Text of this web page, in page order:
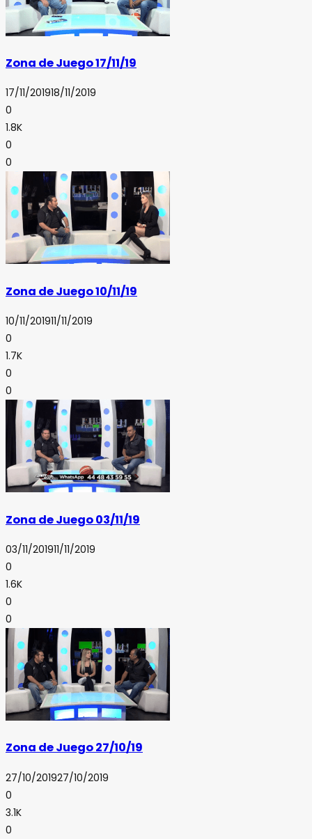
Zona de Juego 17/11/19
17/11/201918/11/2019
0
1.8K
0
0
Zona de Juego 10/11/19
10/11/201911/11/2019
0
1.7K
0
0
Zona de Juego 03/11/19
03/11/201911/11/2019
0
1.6K
0
0
Zona de Juego 27/10/19
27/10/201927/10/2019
0
3.1K
0